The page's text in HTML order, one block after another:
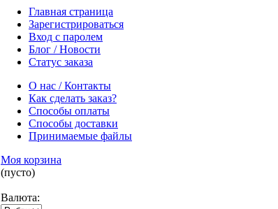
Главная страница
Зарегистрироваться
Вход с паролем
Блог / Новости
Статус заказа
О нас / Контакты
Как сделать заказ?
Способы оплаты
Способы доставки
Принимаемые файлы
Моя корзина
(пусто)
Валюта: